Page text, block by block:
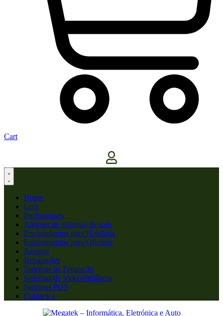
Cart
Home
Loja
Profissionais
Aluguer de sistemas de som
Equipamentos para Hotelaria
Equipamentos para Oficinas
Renting
Reparações
Sistemas de Faturação
Sistemas de Videovigilância
Sistemas POS
Contactos